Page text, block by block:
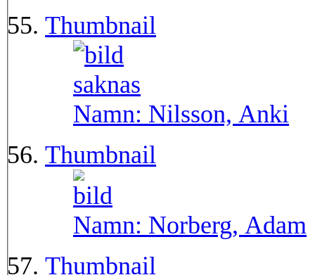
Thumbnail
Namn: Nilsson, Anki
Thumbnail
Namn: Norberg, Adam
Thumbnail